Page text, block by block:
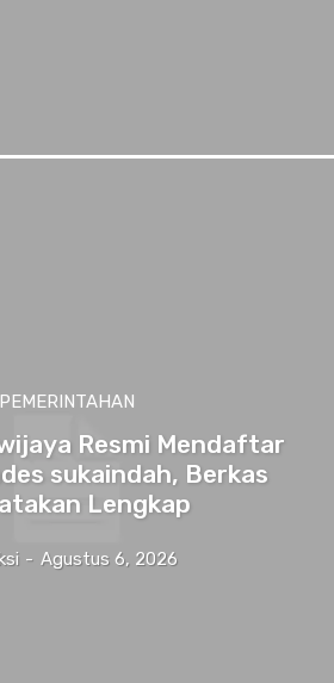
PEMERINTAHAN
Resmi Mendaftar
sukaindah, Berkas
Lengkap
- Agustus 6, 2026